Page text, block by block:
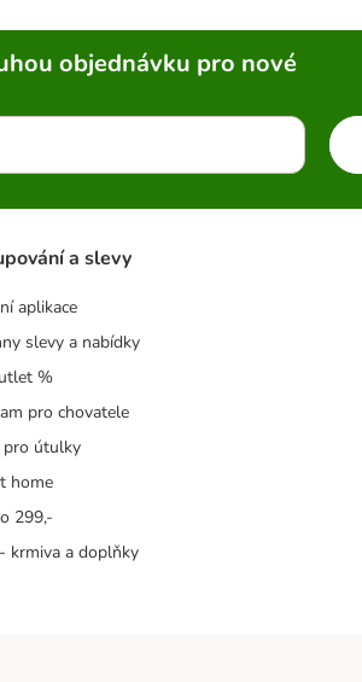
objednávku pro nové
a slevy
aplikace
slevy a nabídky
%
pro chovatele
pro útulky
home
299,-
krmiva a doplňky